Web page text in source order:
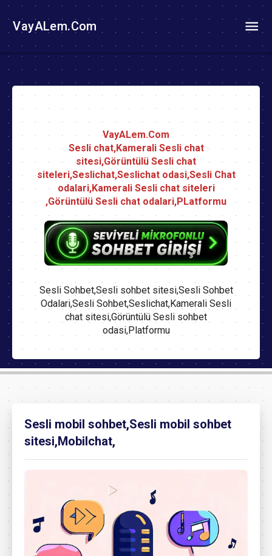
VayALem.Com
VayALem.Com
Sesli chat,Kamerali Sesli chat
sitesi,Görüntülü Sesli chat
siteleri,Seslichat,Seslichat odasi,Sesli Chat
odalari,Kamerali Sesli chat siteleri
,Görüntülü Sesli chat odalari,PLatformu
Sesli Sohbet,Sesli sohbet sitesi,Sesli Sohbet
Odalari,Sesli Sohbet,Seslichat,Kamerali Sesli
chat sitesi,Görüntülü Sesli sohbet
odasi,Platformu
Sesli mobil sohbet,Sesli mobil sohbet
sitesi,Mobilchat,